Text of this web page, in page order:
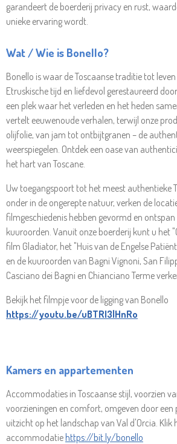
garandeert de boerderij privacy en rust,
unieke ervaring wordt.
Wat / Wie is Bonello?
Bonello is waar de Toscaanse traditie tot
Etruskische tijd en liefdevol gerestaureerd
een plek waar het verleden en het heden
vertelt eeuwenoude verhalen, terwijl onze
olijfolie, van jam tot ontbijtgranen – de
weerspiegelen. Ontdek een oase van
het hart van Toscane.
Uw toegangspoort tot het meest authentieke
onder in de ongerepte natuur, verken de
filmgeschiedenis hebben gevormd en
kuuroorden. Vanuit onze boerderij kunt u het
film Gladiator, het "Huis van de Engelse
en de kuuroorden van Bagni Vignoni, San
Casciano dei Bagni en Chianciano Terme
Bekijk het filmpje voor de ligging van Bonello
https://youtu.be/uBTRI3lHnRo
Kamers en appartementen
Accommodaties in Toscaanse stijl, voorzien
voorzieningen en comfort, omgeven door
uitzicht op het landschap van Val d'Orcia. Klik
accommodatie https://bit.ly/bonello